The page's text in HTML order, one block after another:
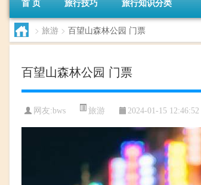
首 页 旅行技巧 旅行知识分类
> 旅游 > 百望山森林公园 门票
百望山森林公园 门票
网友:bws 旅游 2024-01-15 12:46:52